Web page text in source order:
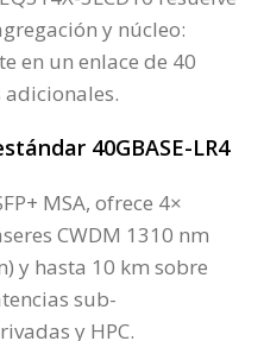
y núcleo:
en un enlace de 40
adicionales.
40GBASE-LR4
MSA, ofrece 4×
CWDM 1310 nm
y hasta 10 km sobre
sub-
y HPC.